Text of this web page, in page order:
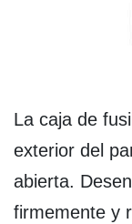
La caja de
exterior del
abierta.
firmemente y